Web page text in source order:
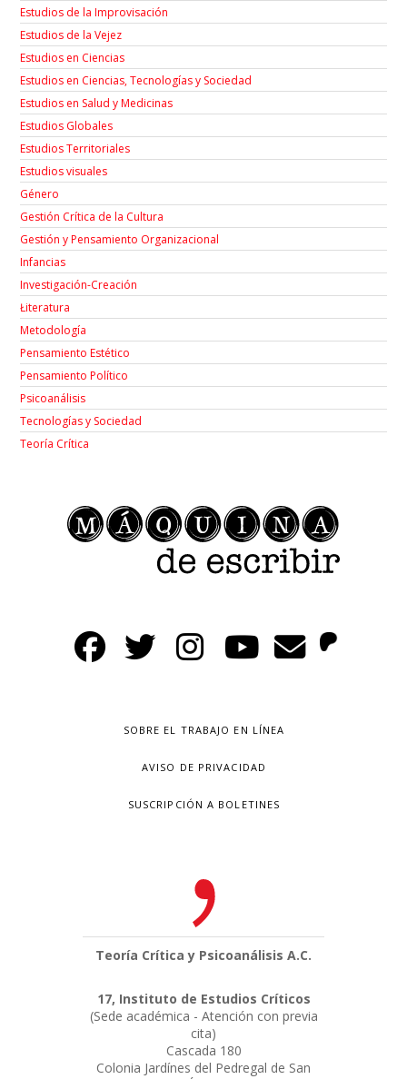
Estudios de la Improvisación
Estudios de la Vejez
Estudios en Ciencias
Estudios en Ciencias, Tecnologías y Sociedad
Estudios en Salud y Medicinas
Estudios Globales
Estudios Territoriales
Estudios visuales
Género
Gestión Crítica de la Cultura
Gestión y Pensamiento Organizacional
Infancias
Investigación-Creación
Łiteratura
Metodología
Pensamiento Estético
Pensamiento Político
Psicoanálisis
Tecnologías y Sociedad
Teoría Crítica
SOBRE EL TRABAJO EN LÍNEA
AVISO DE PRIVACIDAD
SUSCRIPCIÓN A BOLETINES
Teoría Crítica y Psicoanálisis A.C.
17, Instituto de Estudios Críticos
(Sede académica - Atención con previa
cita)
Cascada 180
Colonia Jardínes del Pedregal de San